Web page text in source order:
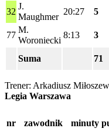
32
J.
Maughmer
20:27 5
77
M.
Woroniecki
8:13 3
Suma 71
Trener: Arkadiusz
Legia Warszawa
nr zawodnik minuty